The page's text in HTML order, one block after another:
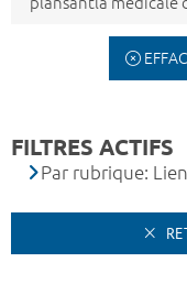
FILTRES ACTIFS
Par rubrique: